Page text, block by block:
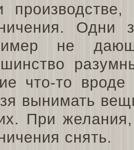
Одни
не
что-то
вынимать
При
снять.